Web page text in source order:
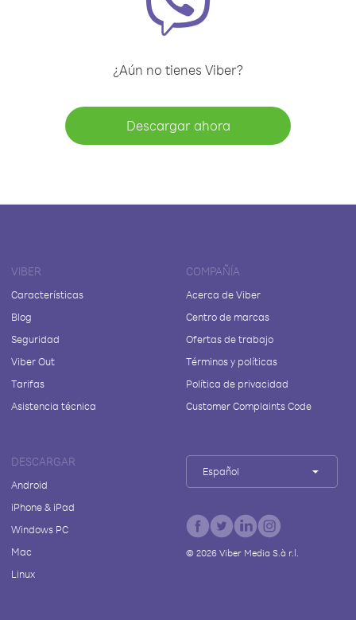
¿Aún no tienes Viber?
Descargar ahora
VIBER
Características
Blog
Seguridad
Viber Out
Tarifas
Asistencia técnica
COMPAÑÍA
Acerca de Viber
Centro de marcas
Ofertas de trabajo
Términos y políticas
Política de privacidad
Customer Complaints Code
DESCARGAR
Android
iPhone & iPad
Windows PC
Mac
Linux
Español
© 2026Viber Media S.à r.l.